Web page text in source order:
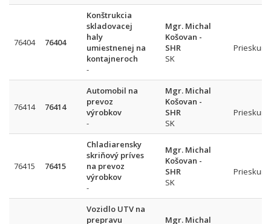
76404 76404
Konštrukcia
skladovacej
haly
umiestnenej na
kontajneroch
-
Mgr. Michal
Košovan -
SHR
SK
Prieskum
76414 76414
Automobil na
prevoz
výrobkov
-
Mgr. Michal
Košovan -
SHR
SK
Prieskum
76415 76415
Chladiarensky
skriňový príves
na prevoz
výrobkov
-
Mgr. Michal
Košovan -
SHR
SK
Prieskum
Vozidlo UTV na
prepravu
Mgr. Michal